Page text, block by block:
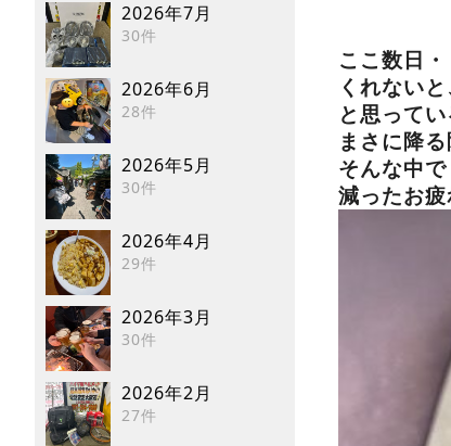
2026年7月
30件
2026年6月
28件
2026年5月
30件
2026年4月
29件
2026年3月
30件
2026年2月
27件
ここ数日
くれない
と思って
まさに降
そんな中
減ったお疲